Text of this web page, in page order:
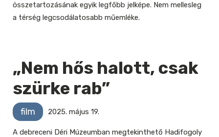
összetartozásának egyik legfőbb jelképe. Nem mellesleg
a térség legcsodálatosabb műemléke.
„Nem hős halott, csak
szürke rab”
film 2025. május 19.
A debreceni Déri Múzeumban megtekinthető Hadifogoly